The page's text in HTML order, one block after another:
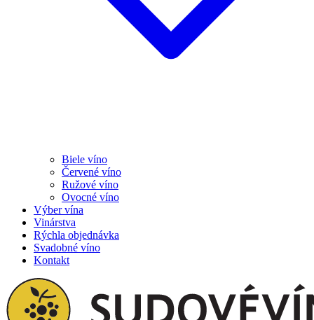
Biele víno
Červené víno
Ružové víno
Ovocné víno
Výber vína
Vinárstva
Rýchla objednávka
Svadobné víno
Kontakt